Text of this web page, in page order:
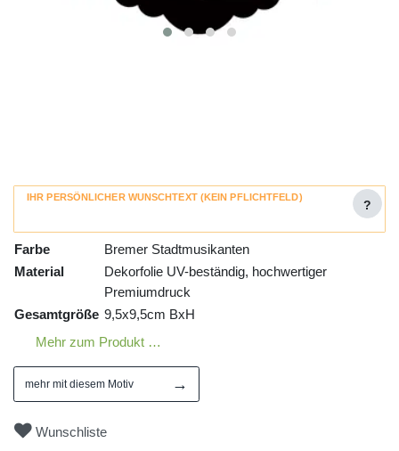
IHR PERSÖNLICHER WUNSCHTEXT (KEIN PFLICHTFELD)
?
Farbe
Bremer Stadtmusikanten
Material
Dekorfolie UV-beständig, hochwertiger
Premiumdruck
Gesamtgröße 9,5x9,5cm BxH
Mehr zum Produkt …
mehr mit diesem Motiv →
Wunschliste